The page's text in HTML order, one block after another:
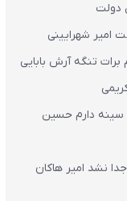
دولت
امیر شهرایینی
تنگه آرش بابایی
سینه دارم حسین
نشد امیر هاکان